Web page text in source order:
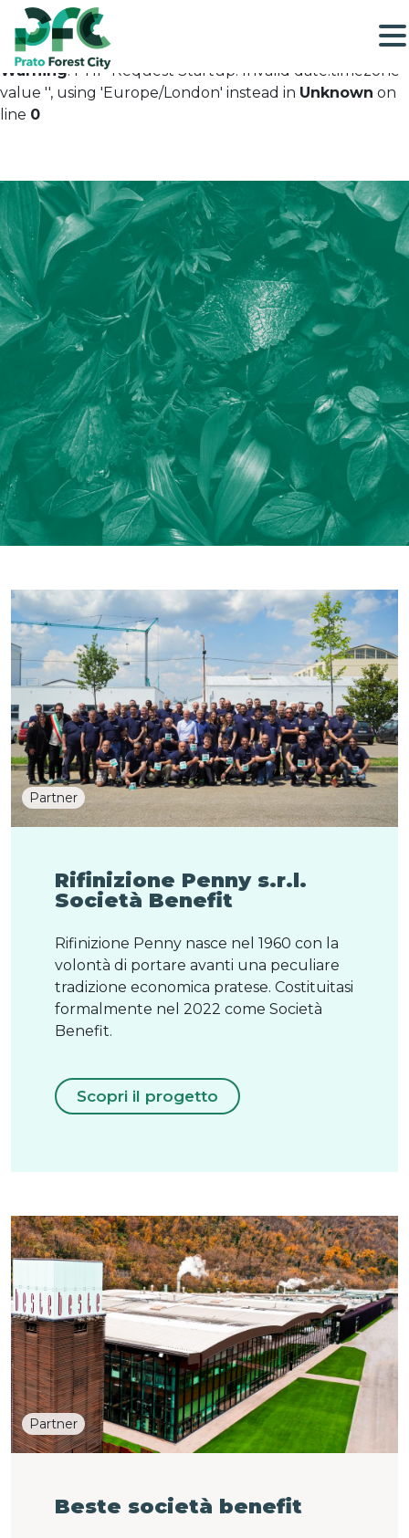
Warning: PHP Request Startup: Invalid date.timezone
value '', using 'Europe/London' instead in Unknown on
line 0
Partner
Rifinizione Penny s.r.l.
Società Benefit
Rifinizione Penny nasce nel 1960 con la
volontà di portare avanti una peculiare
tradizione economica pratese. Costituitasi
formalmente nel 2022 come Società
Benefit.
Scopri il progetto
Partner
Beste società benefit